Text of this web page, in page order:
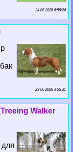
24 06 2026 6:58:24
23 06 2026 3:55:31
Walker
для